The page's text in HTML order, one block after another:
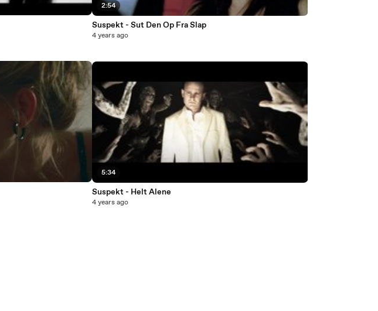
2:54
Suspekt - Sut Den Op Fra Slap
4 years ago
5:34
Suspekt - Helt Alene
4 years ago